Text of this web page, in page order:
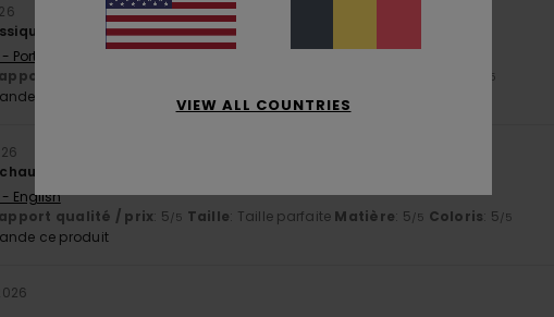
d'Element qui ne déçoit pas
Português
qualité / prix /5
ce produit
d'excellente qualité.
English
qualité / prix: 5/5 Taille: Taille parfaite Matière: 5/5 Coloris: 5/5
ce produit
VIEW ALL COUNTRIES